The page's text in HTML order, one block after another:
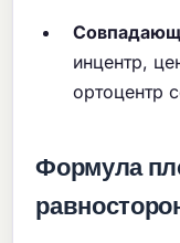
инцентр,
ортоцентр
Формула